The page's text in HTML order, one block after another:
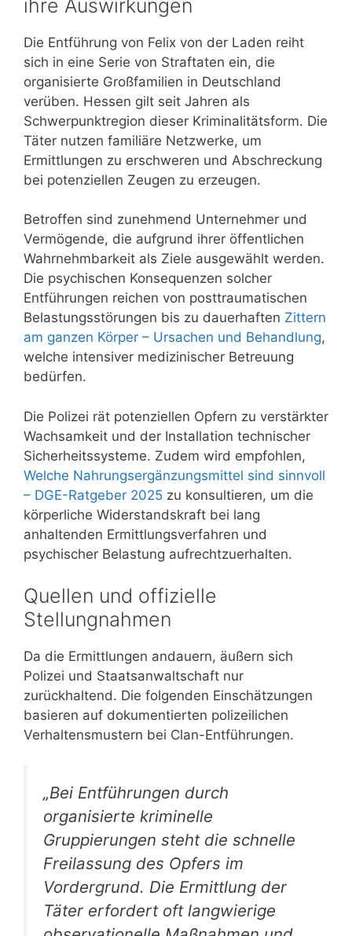
ihre Auswirkungen
Die Entführung von Felix von der Laden reiht
sich in eine Serie von Straftaten ein, die
organisierte Großfamilien in Deutschland
verüben. Hessen gilt seit Jahren als
Schwerpunktregion dieser Kriminalitätsform. Die
Täter nutzen familiäre Netzwerke, um
Ermittlungen zu erschweren und Abschreckung
bei potenziellen Zeugen zu erzeugen.
Betroffen sind zunehmend Unternehmer und
Vermögende, die aufgrund ihrer öffentlichen
Wahrnehmbarkeit als Ziele ausgewählt werden.
Die psychischen Konsequenzen solcher
Entführungen reichen von posttraumatischen
Belastungsstörungen bis zu dauerhaften Zittern
am ganzen Körper – Ursachen und Behandlung,
welche intensiver medizinischer Betreuung
bedürfen.
Die Polizei rät potenziellen Opfern zu verstärkter
Wachsamkeit und der Installation technischer
Sicherheitssysteme. Zudem wird empfohlen,
Welche Nahrungsergänzungsmittel sind sinnvoll
– DGE-Ratgeber 2025 zu konsultieren, um die
körperliche Widerstandskraft bei lang
anhaltenden Ermittlungsverfahren und
psychischer Belastung aufrechtzuerhalten.
Quellen und offizielle
Stellungnahmen
Da die Ermittlungen andauern, äußern sich
Polizei und Staatsanwaltschaft nur
zurückhaltend. Die folgenden Einschätzungen
basieren auf dokumentierten polizeilichen
Verhaltensmustern bei Clan-Entführungen.
„Bei Entführungen durch
organisierte kriminelle
Gruppierungen steht die schnelle
Freilassung des Opfers im
Vordergrund. Die Ermittlung der
Täter erfordert oft langwierige